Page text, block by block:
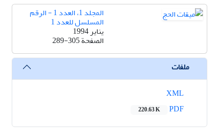
المجلد 1، العدد 1 - الرقم
المسلسل للعدد 1
يناير 1994
الصفحة289-305
ملفات
220.63 K